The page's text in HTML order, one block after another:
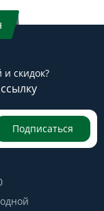
и скидок?
Подписаться